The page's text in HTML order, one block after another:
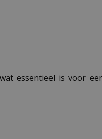
essentieel is voor